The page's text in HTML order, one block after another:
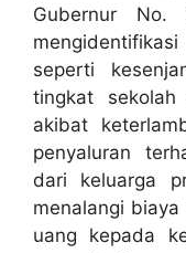
Gubernur
seperti
tingkat
akibat
penyaluran
dari keluarga
menalangi
uang kepada